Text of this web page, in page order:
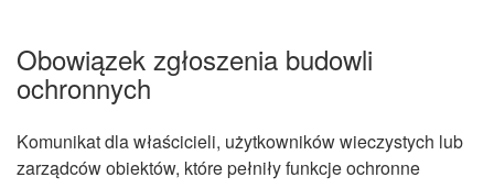
Obowiązek zgłoszenia budowli
ochronnych
Komunikat dla właścicieli, użytkowników wieczystych lub
zarządców obiektów, które pełniły funkcje ochronne